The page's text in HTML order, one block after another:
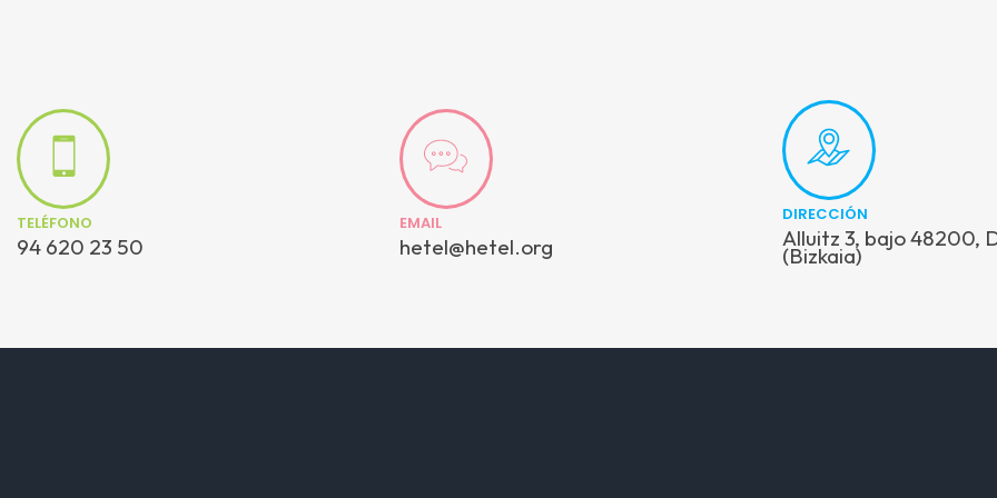
TELÉFONO
94 620 23 50
EMAIL
hetel@hetel.org
DIRECCIÓN
Alluitz 3, bajo 48200,
(Bizkaia)